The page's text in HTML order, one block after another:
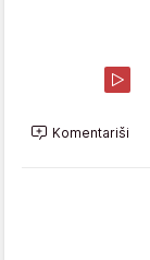
Komentariši